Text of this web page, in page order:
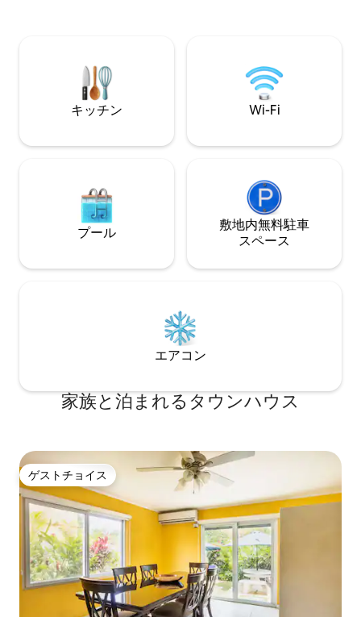
キッチン Wi-Fi
プール
敷地内無料駐⁠車
ス⁠ペ⁠ー⁠ス
エアコン
家族と泊まれるタウンハウス
ゲストチョイス
ゲストチョイス